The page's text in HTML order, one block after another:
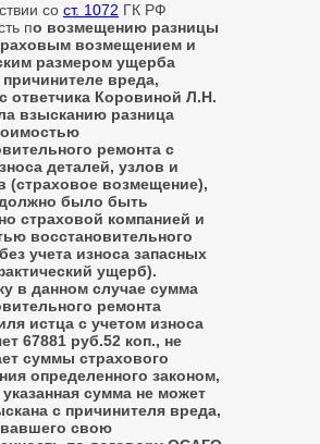
со ст. 1072 ГК РФ
по возмещению разницы
возмещением и
размером ущерба
вреда,
ответчика Коровиной Л.Н.
взысканию разница
ремонта с
деталей, узлов и
(страховое возмещение),
было быть
страховой компанией и
восстановительного
учета износа запасных
ущерб).
в данном случае сумма
ремонта
истца с учетом износа
67881 руб.52 коп., не
суммы страхового
определенного законом,
сумма не может
с причинителя вреда,
свою